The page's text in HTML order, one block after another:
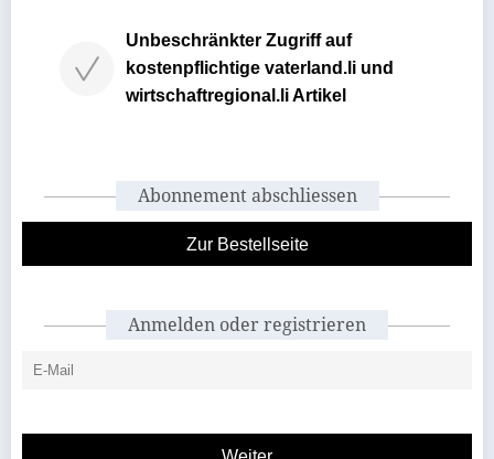
Unbeschränkter Zugriff auf
kostenpflichtige vaterland.li und
wirtschaftregional.li Artikel
Abonnement abschliessen
Zur Bestellseite
Anmelden oder registrieren